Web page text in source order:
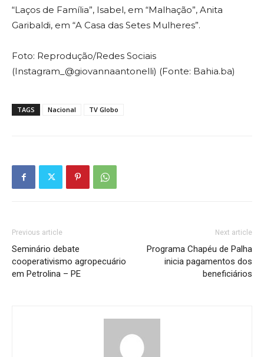
“Laços de Família”, Isabel, em “Malhação”, Anita
Garibaldi, em “A Casa das Setes Mulheres”.
Foto: Reprodução/Redes Sociais
(Instagram_@giovannaantonelli) (Fonte: Bahia.ba)
TAGS Nacional TV Globo
Previous article
Seminário debate
cooperativismo agropecuário
em Petrolina – PE
Next article
Programa Chapéu de Palha
inicia pagamentos dos
beneficiários